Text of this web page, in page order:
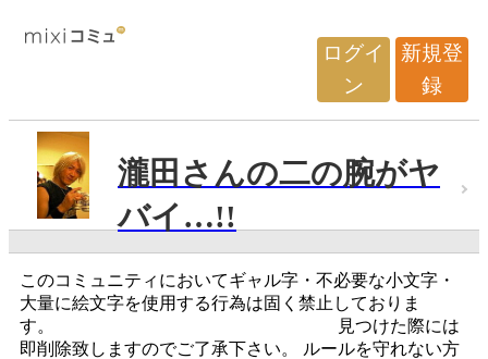
ログイ
ン
新規登
録
瀧田さんの二の腕がヤ
バイ…!!
このコミュニティにおいてギャル字・不必要な小文字・
大量に絵文字を使用する行為は固く禁止しておりま
す。 見つけた際には
即削除致しますのでご了承下さい。 ルールを守れない方